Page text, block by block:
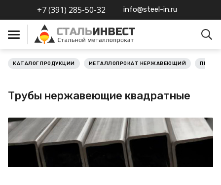
+7 (391) 285-50-32 info@steel-in.ru
Металлопрокат
Металлопрокат цветной
Металлопрокат
КАТАЛОГ ПРОДУКЦИИ МЕТАЛЛОПРОКАТ НЕРЖАВЕЮЩИЙ
Трубы нержавеющие квадратные